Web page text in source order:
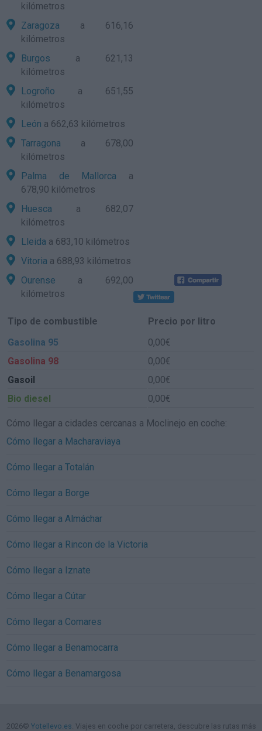
kilómetros
Zaragoza a 616,16
kilómetros
Burgos a 621,13
kilómetros
Logroño a 651,55
kilómetros
León a 662,63 kilómetros
Tarragona a 678,00
kilómetros
Palma de Mallorca a
678,90 kilómetros
Huesca a 682,07
kilómetros
Lleida a 683,10 kilómetros
Vitoria a 688,93 kilómetros
Ourense a 692,00
kilómetros
Tipo de combustible
Precio por litro
Gasolina 95
0,00€
Gasolina 98
0,00€
Gasoil
0,00€
Bio diesel
0,00€
Cómo llegar a cidades cercanas a Moclinejo en coche:
Cómo llegar a Macharaviaya
Cómo llegar a Totalán
Cómo llegar a Borge
Cómo llegar a Almáchar
Cómo llegar a Rincon de la Victoria
Cómo llegar a Iznate
Cómo llegar a Cútar
Cómo llegar a Comares
Cómo llegar a Benamocarra
Cómo llegar a Benamargosa
2026© Yotellevo.es. Viajes en coche por carretera, descubre las rutas más